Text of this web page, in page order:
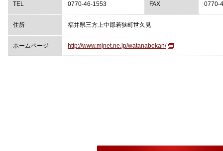
TEL 0770-46-1553 FAX 0770-
住所 福井県三方上中郡若狭町世久見
ホームページ http://www.mjnet.ne.jp/watanabekan/